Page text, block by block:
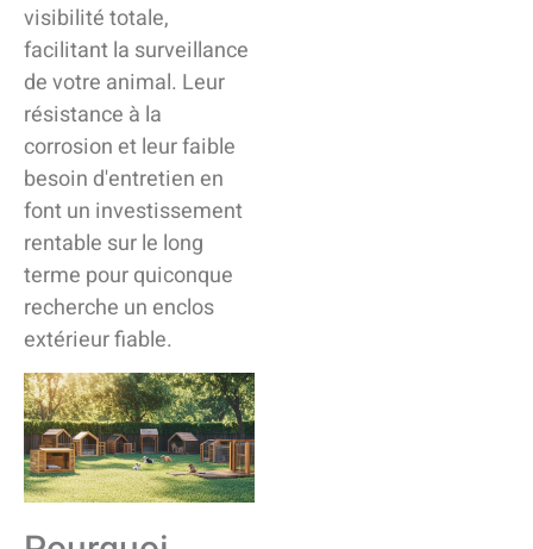
visibilité totale,
facilitant la surveillance
de votre animal. Leur
résistance à la
corrosion et leur faible
besoin d'entretien en
font un investissement
rentable sur le long
terme pour quiconque
recherche un enclos
extérieur fiable.